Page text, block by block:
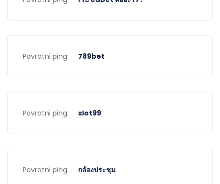
Povratni ping: 789bet
Povratni ping: slot99
Povratni ping: กล้องประชุม